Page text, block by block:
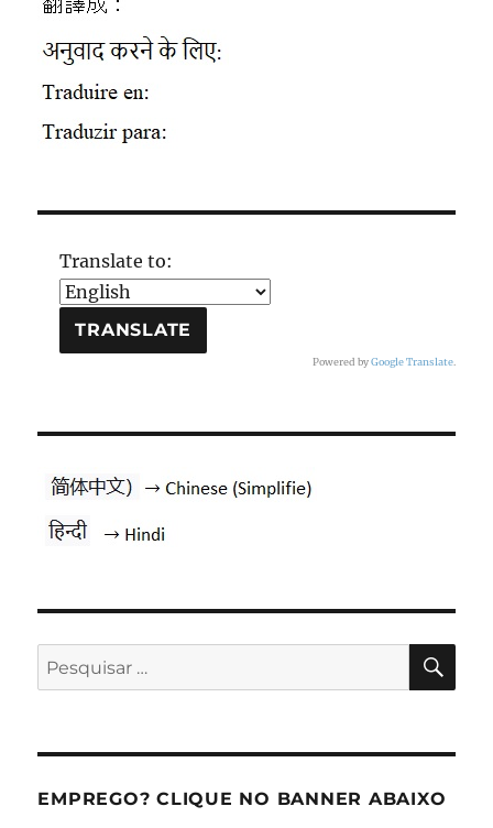
Translate to:
Powered byGoogle Translate.
Pesquisar
por:
EMPREGO? CLIQUE NO BANNER ABAIXO